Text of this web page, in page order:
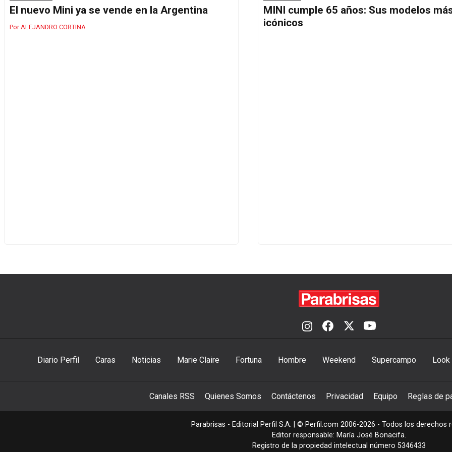
El nuevo Mini ya se vende en la Argentina
ALEJANDRO CORTINA
MINI cumple 65 años: Sus modelos
icónicos
Diario Perfil Caras Noticias Marie Claire Fortuna Hombre Weekend Supercampo Look
Canales RSS Quienes Somos Contáctenos Privacidad Equipo Reglas de
Parabrisas - Editorial Perfil S.A. | © Perfil.com 2006-2026 - Todos los derechos
Editor responsable: María José Bonacifa.
Registro de la propiedad intelectual número 5346433